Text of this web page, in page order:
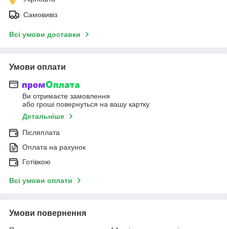
Самовивіз
Всі умови доставки
Умови оплати
Ви отримаєте замовлення
або гроші повернуться на вашу картку
Детальніше
Післяплата
Оплата на рахунок
Готівкою
Всі умови оплати
Умови повернення